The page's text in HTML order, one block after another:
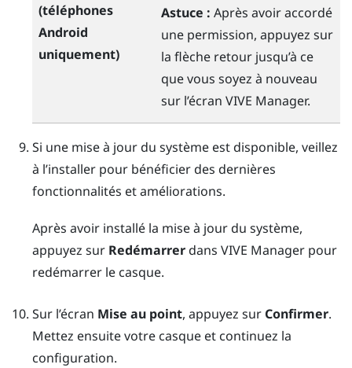
(téléphones
Android
uniquement)
Astuce : Après avoir accordé
une permission, appuyez sur
la flèche retour jusqu’à ce
que vous soyez à nouveau
sur l’écran VIVE Manager.
Si une mise à jour du système est disponible, veillez
à l’installer pour bénéficier des dernières
fonctionnalités et améliorations.
Après avoir installé la mise à jour du système,
appuyez sur Redémarrerdans VIVE Managerpour
redémarrer le casque.
Sur l’écran Mise au point, appuyez sur Confirmer.
Mettez ensuite votre casque et continuez la
configuration.